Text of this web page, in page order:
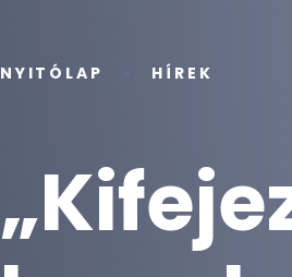
NYITÓLAP HÍREK